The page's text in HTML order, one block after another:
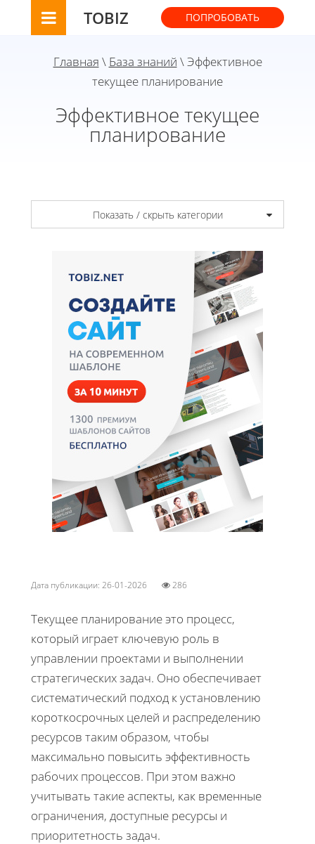
TOBIZ ПОПРОБОВАТЬ
Главная \ База знаний \ Эффективное
текущее планирование
Эффективное текущее
планирование
Показать / скрыть категории
Дата публикации: 26-01-2026 286
Текущее планирование это процесс,
который играет ключевую роль в
управлении проектами и выполнении
стратегических задач. Оно обеспечивает
систематический подход к установлению
короткосрочных целей и распределению
ресурсов таким образом, чтобы
максимально повысить эффективность
рабочих процессов. При этом важно
учитывать такие аспекты, как временные
ограничения, доступные ресурсы и
приоритетность задач.